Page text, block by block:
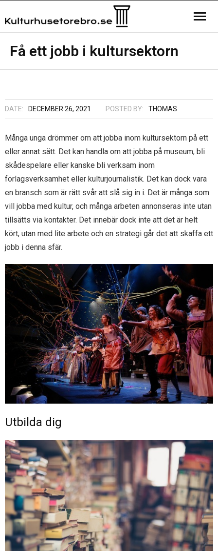
Hemsida
Kontakta oss
Få ett jobb i kultursektorn
DATE: DECEMBER 26, 2021 POSTED BY: THOMAS
Många unga drömmer om att jobba inom kultursektorn på ett
eller annat sätt. Det kan handla om att jobba på museum, bli
skådespelare eller kanske bli verksam inom
förlagsverksamhet eller kulturjournalistik. Det kan dock vara
en bransch som är rätt svår att slå sig in i. Det är många som
vill jobba med kultur, och många arbeten annonseras inte utan
tillsätts via kontakter. Det innebär dock inte att det är helt
kört, utan med lite arbete och en strategi går det att skaffa ett
jobb i denna sfär.
Utbilda dig